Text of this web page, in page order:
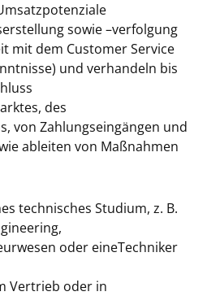
sowie –verfolgung
mit dem Customer Service
und verhandeln bis
des
von Zahlungseingängen und
ableiten von Maßnahmen
technisches Studium, z. B.
oder eineTechniker
Vertrieb oder in